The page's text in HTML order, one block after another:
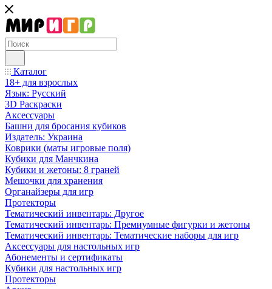
Каталог
18+ для взрослых
Язык: Русский
3D Раскраски
Аксессуары
Башни для бросания кубиков
Издатель: Украина
Коврики (маты игровые поля)
Кубики для Манчкина
Кубики и жетоны: 8 граней
Мешочки для хранения
Органайзеры для игр
Протекторы
Тематический инвентарь: Другое
Тематический инвентарь: Премиумные фигурки и жетоны
Тематический инвентарь: Тематические наборы для игр
Аксессуары для настольных игр
Абонементы и сертификаты
Кубики для настольных игр
Протекторы